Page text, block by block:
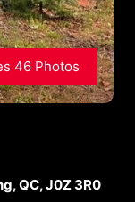
46 Photos
QC, J0Z 3R0